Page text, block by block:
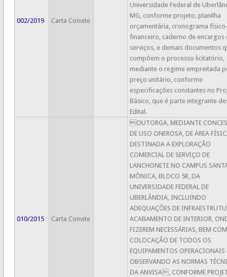
002/2019 Carta Convite
Universidade Federal de
MG, conforme projeto, planilha
orçamentária, cronograma
financeiro, caderno de encargos
serviços, e demais documentos
compõem o processo licitatório,
mediante o regime empreitada
preço unitário, conforme
especificações constantes no
Básico, que é parte integrante
Edital.
010/2015 Carta Convite
OUTORGA, MEDIANTE
DE USO ONEROSA, DE ÁREA
DESTINADA A EXPLORAÇÃO
COMERCIAL DE SERVIÇO DE
LANCHONETE NO CAMPUS
MÔNICA, BLOCO 5R, DA
UNIVERSIDADE FEDERAL DE
UBERLÂNDIA, INCLUINDO
ADEQUAÇÕES DE
ACABAMENTO DE INTERIOR,
FIZEREM NECESSÁRIAS, BEM
COLOCAÇÃO DE TODOS OS
EQUIPAMENTOS OPERACIONAIS
OBSERVANDO AS NORMAS
DA ANVISA, CONFORME